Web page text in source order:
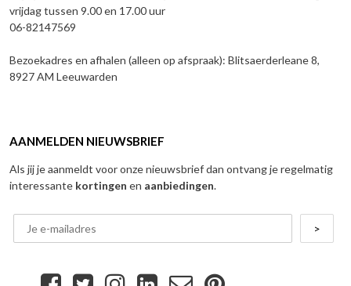
vrijdag tussen 9.00 en 17.00 uur
06-82147569
Bezoekadres en afhalen (alleen op afspraak): Blitsaerderleane 8,
8927 AM Leeuwarden
AANMELDEN NIEUWSBRIEF
Als jij je aanmeldt voor onze nieuwsbrief dan ontvang je regelmatig
interessante kortingen en aanbiedingen.